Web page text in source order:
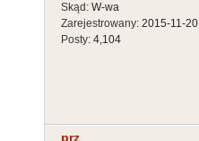
Skąd: W-wa
Zarejestrowany: 2015-11-20
Posty: 4,104
prz